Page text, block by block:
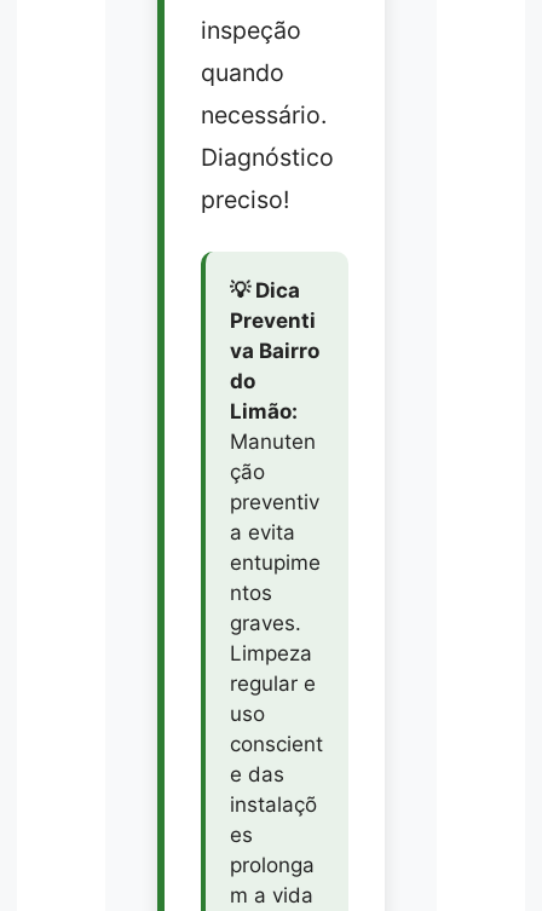
inspeção
quando
necessário.
Diagnóstico
preciso!
💡 Dica
Preventi
va Bairro
do
Limão:
Manuten
ção
preventiv
a evita
entupime
ntos
graves.
Limpeza
regular e
uso
conscient
e das
instalaçõ
es
prolonga
m a vida